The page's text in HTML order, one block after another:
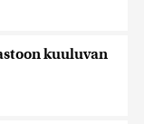
kuuluvan